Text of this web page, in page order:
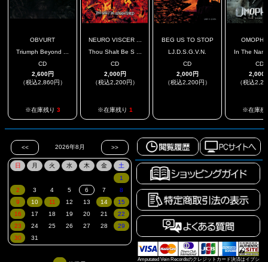
OBVURT
Triumph Beyond ...
CD
2,600円
（税込2,860円）
※在庫残り 3
NEURO VISCER ...
Thou Shalt Be S ...
CD
2,000円
（税込2,200円）
※在庫残り 1
BEG US TO STOP
LJ.D.S.G.V.N.
CD
2,000円
（税込2,200円）
In The
CD
2,000
（税込
※在庫残
Amputated Vein Recordsのクレジットカード決済はイプシ